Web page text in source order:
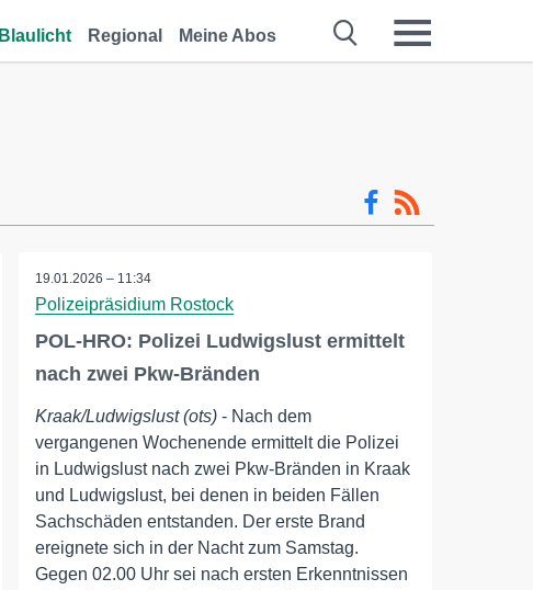
Blaulicht Regional Meine Abos
19.01.2026 – 11:34
Polizeipräsidium Rostock
POL-HRO: Polizei Ludwigslust ermittelt
nach zwei Pkw-Bränden
Kraak/Ludwigslust (ots) - Nach dem
vergangenen Wochenende ermittelt die Polizei
in Ludwigslust nach zwei Pkw-Bränden in Kraak
und Ludwigslust, bei denen in beiden Fällen
Sachschäden entstanden. Der erste Brand
ereignete sich in der Nacht zum Samstag.
Gegen 02.00 Uhr sei nach ersten Erkenntnissen